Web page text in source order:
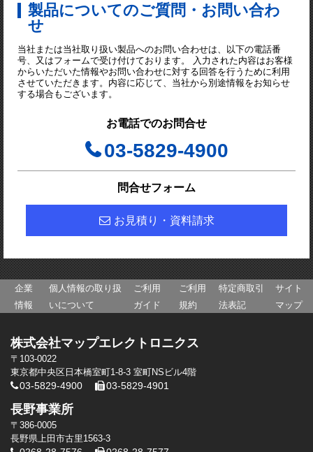
製品についてのご質問・お問い合わ
せ
当社または当社取り扱い製品へのお問い合わせは、以下の電話番
号、又はフォームで受け付けております。 入力された内容はお客様
からいただいた情報やお問い合わせに対する回答を行うために利用
させていただきます。内容に応じて、当社から別途情報をお知らせ
する場合もございます。
お電話でのお問合せ
03-5829-4900
問合せフォーム
お見積り・資料請求
企業
情報
個人情報の取り扱
いについて
ご利用
ガイド
ご利用
規約
特定商取引
法表記
サイト
マップ
株式会社マップエレクトロニクス
〒103-0022
東京都中央区日本橋室町1-8-3 室町NSビル4階
03-5829-4900 03-5829-4901
長野事業所
〒386-0005
長野県上田市古里1563-3